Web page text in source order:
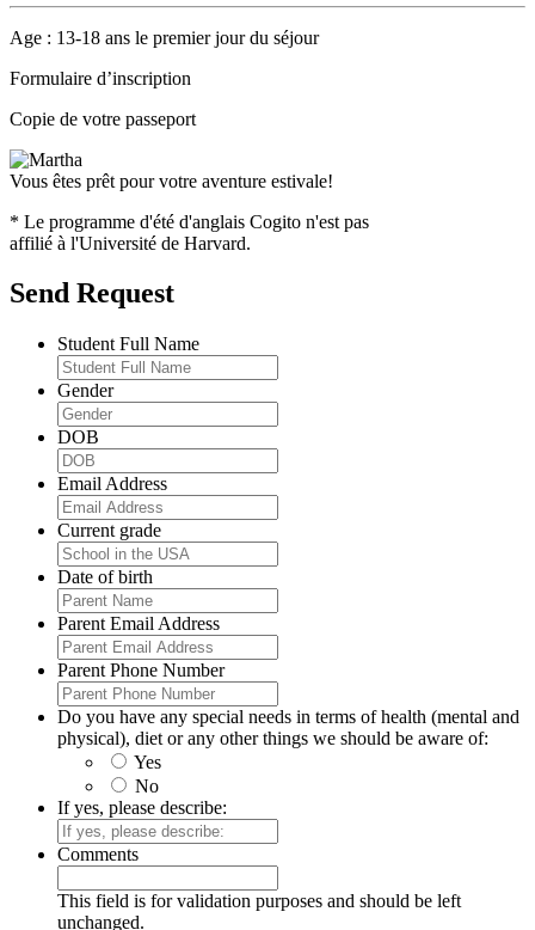
Age : 13-18 ans le premier jour du séjour
Formulaire d’inscription
Copie de votre passeport
Vous êtes prêt pour votre aventure estivale!
* Le programme d'été d'anglais Cogito n'est pas
affilié à l'Université de Harvard.
Send Request
Student Full Name
Gender
DOB
Email Address
Current grade
Date of birth
Parent Email Address
Parent Phone Number
Do you have any special needs in terms of health (mental and
physical), diet or any other things we should be aware of:
Yes
No
If yes, please describe:
Comments
This field is for validation purposes and should be left
unchanged.